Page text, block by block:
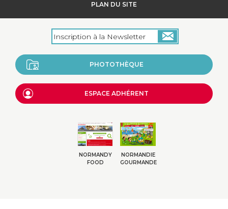
PLAN DU SITE
PHOTOTHÈQUE
ESPACE ADHÉRENT
NORMANDY
FOOD
NORMANDIE
GOURMANDE